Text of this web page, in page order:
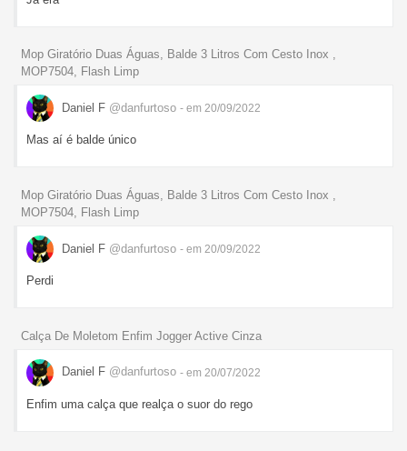
Mop Giratório Duas Águas, Balde 3 Litros Com Cesto Inox ,
MOP7504, Flash Limp
Daniel F @danfurtoso - em 20/09/2022
Mas aí é balde único
Mop Giratório Duas Águas, Balde 3 Litros Com Cesto Inox ,
MOP7504, Flash Limp
Daniel F @danfurtoso - em 20/09/2022
Perdi
Calça De Moletom Enfim Jogger Active Cinza
Daniel F @danfurtoso - em 20/07/2022
Enfim uma calça que realça o suor do rego